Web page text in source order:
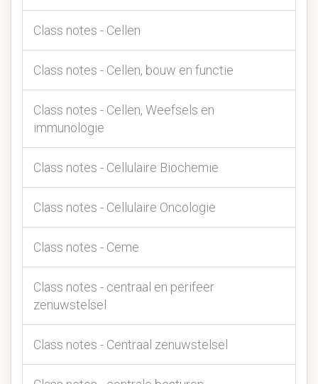
Class notes - Cellen
Class notes - Cellen, bouw en functie
Class notes - Cellen, Weefsels en
immunologie
Class notes - Cellulaire Biochemie
Class notes - Cellulaire Oncologie
Class notes - Ceme
Class notes - centraal en perifeer
zenuwstelsel
Class notes - Centraal zenuwstelsel